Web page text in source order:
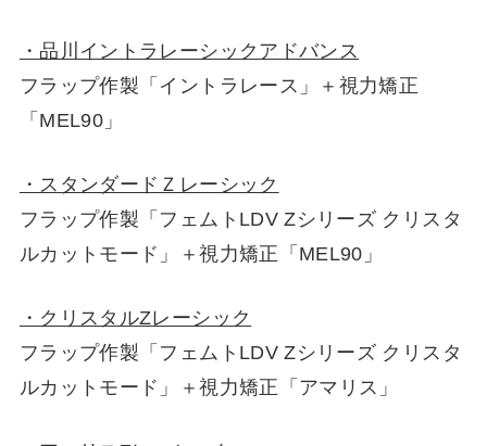
・品川イントラレーシックアドバンス
フラップ作製「イントラレース」＋視力矯正
「MEL90」
・スタンダードＺレーシック
フラップ作製「フェムトLDV Zシリーズ クリスタ
ルカットモード」＋視力矯正「MEL90」
・クリスタルZレーシック
フラップ作製「フェムトLDV Zシリーズ クリスタ
ルカットモード」＋視力矯正「アマリス」